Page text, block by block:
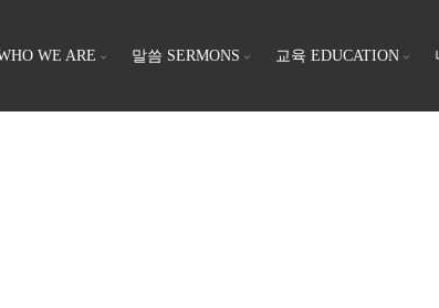
WE ARE 말씀 SERMONS 교육 EDUCATION